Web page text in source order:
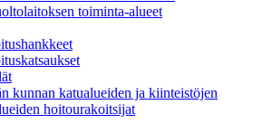
toiminta-alueet
kunnan katualueiden ja kiinteistöjen
hoitourakoitsijat